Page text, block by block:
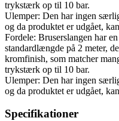
trykstærk op til 10 bar.
Ulemper: Den har ingen
og da produktet er udgået,
Fordele: Bruserslangen har
standardlængde på 2 meter,
kromfinish, som matcher
trykstærk op til 10 bar.
Ulemper: Den har ingen
og da produktet er udgået,
Specifikationer